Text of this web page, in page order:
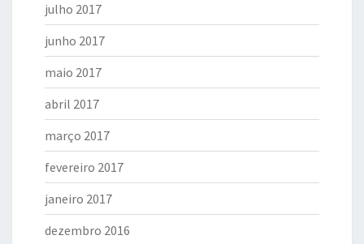
julho 2017
junho 2017
maio 2017
abril 2017
março 2017
fevereiro 2017
janeiro 2017
dezembro 2016